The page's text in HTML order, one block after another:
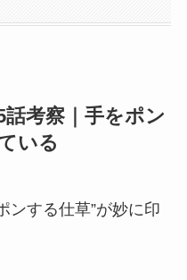
話考察｜手をポン
いる
ンする仕草”が妙に印